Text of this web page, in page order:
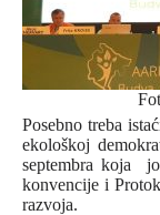
Posebno treba
ekološkoj
septembra koja
konvencije i
razvoja.